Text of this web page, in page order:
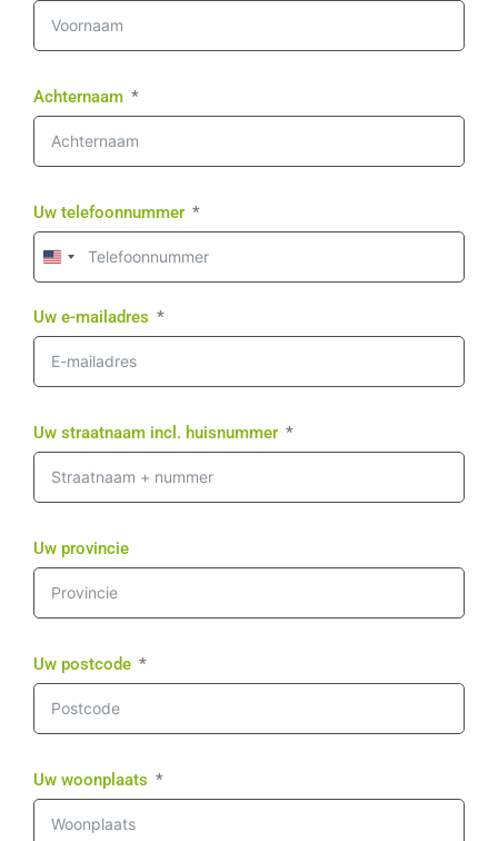
Achternaam
Uw telefoonnummer
United
States
+1
Uw e-mailadres
Uw straatnaam incl. huisnummer
Uw provincie
Uw postcode
Uw woonplaats